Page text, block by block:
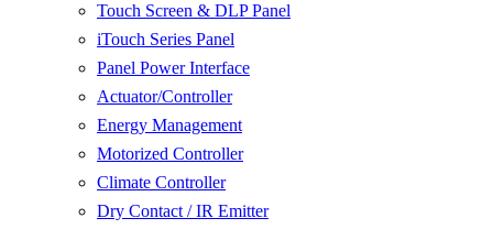
Touch Screen & DLP Panel
iTouch Series Panel
Panel Power Interface
Actuator/Controller
Energy Management
Motorized Controller
Climate Controller
Dry Contact / IR Emitter